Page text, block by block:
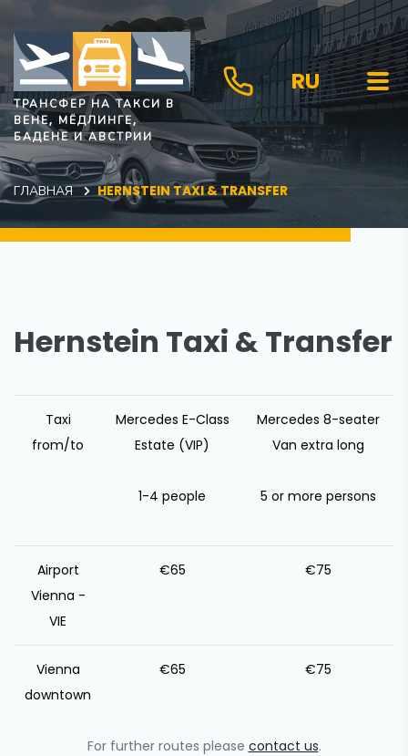
ТРАНСФЕР НА ТАКСИ В
ВЕНЕ, МЁДЛИНГЕ,
БАДЕНЕ И АВСТРИИ
RU
ГЛАВНАЯ HERNSTEIN TAXI & TRANSFER
Hernstein Taxi & Transfer
Taxi
from/to
Mercedes E-Class
Estate (VIP)
1-4 people
Mercedes 8-seater
Van extra long
5 or more persons
Airport
Vienna -
VIE
€65 €75
Vienna
downtown
€65 €75
For further routes please contact us.